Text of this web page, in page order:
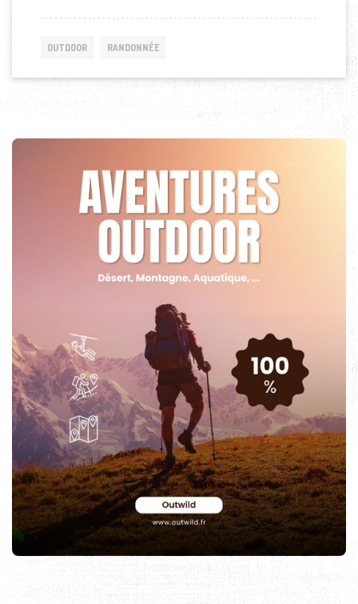
OUTDOOR RANDONNÉE